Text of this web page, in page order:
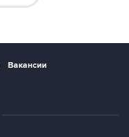
Вакансии